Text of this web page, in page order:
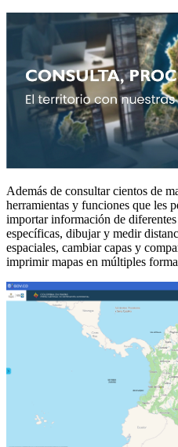
Además de consultar cientos de
herramientas y funciones que les
importar información de
específicas, dibujar y medir
espaciales, cambiar capas y
imprimir mapas en múltiples